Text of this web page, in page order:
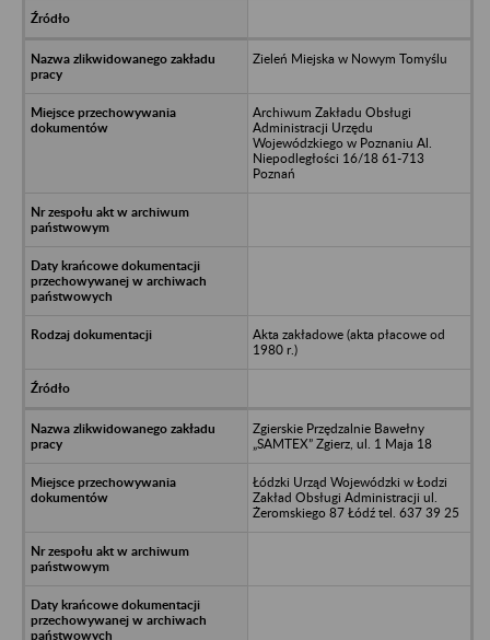
Zieleń Miejska w Nowym Tomyślu
Archiwum Zakładu Obsługi
Administracji Urzędu
Wojewódzkiego w Poznaniu Al.
Niepodległości 16/18 61-713
Poznań
Akta zakładowe (akta płacowe od
1980 r.)
Zgierskie Przędzalnie Bawełny
„SAMTEX” Zgierz, ul. 1 Maja 18
Łódzki Urząd Wojewódzki w Łodzi
Zakład Obsługi Administracji ul.
Żeromskiego 87 Łódź tel. 637 39 25